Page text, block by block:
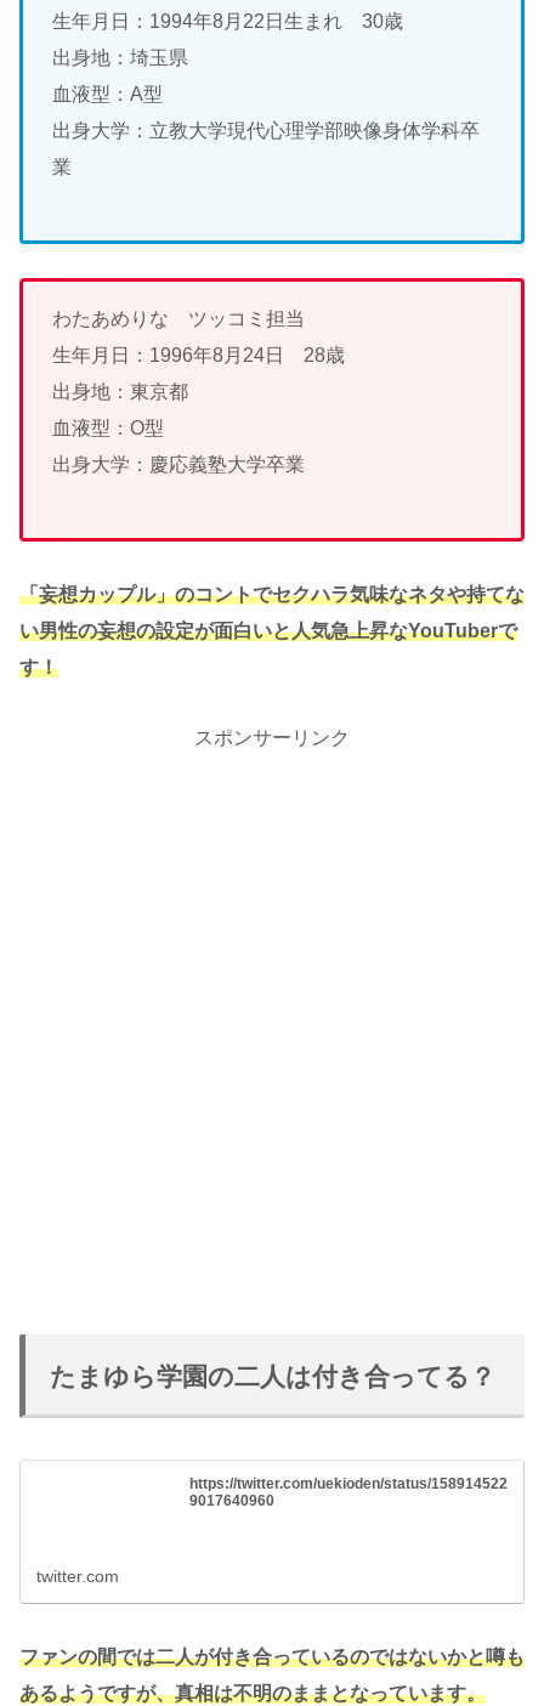
生年月日：1994年8月22日生まれ 30歳
出身地：埼玉県
血液型：A型
出身大学：立教大学現代心理学部映像身体学科卒
業
わたあめりな ツッコミ担当
生年月日：1996年8月24日 28歳
出身地：東京都
血液型：O型
出身大学：慶応義塾大学卒業
「妄想カップル」のコントでセクハラ気味なネタや持てな
い男性の妄想の設定が面白いと人気急上昇なYouTuberで
す！
スポンサーリンク
たまゆら学園の二人は付き合ってる？
https://twitter.com/uekioden/status/158914522
9017640960
twitter.com
ファンの間では二人が付き合っているのではないかと噂も
あるようですが、真相は不明のままとなっています。